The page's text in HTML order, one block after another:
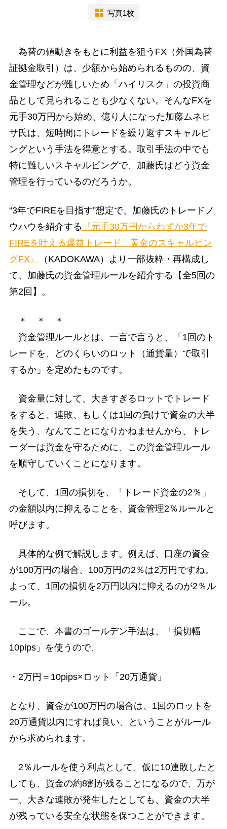
写真1枚
為替の値動きをもとに利益を狙うFX（外国為替
証拠金取引）は、少額から始められるものの、資
金管理などが難しいため「ハイリスク」の投資商
品として見られることも少なくない。そんなFXを
元手30万円から始め、億り人になった加藤ムネヒ
サ氏は、短時間にトレードを繰り返すスキャルピ
ングという手法を得意とする。取引手法の中でも
特に難しいスキャルピングで、加藤氏はどう資金
管理を行っているのだろうか。
“3年でFIREを目指す”想定で、加藤氏のトレードノ
ウハウを紹介する 『元手30万円からわずか3年で
FIREを叶える爆益トレード 黄金のスキャルピン
グFX』
（KADOKAWA）より一部抜粋・再構成し
て、加藤氏の資金管理ルールを紹介する【全5回の
第2回】。
＊ ＊ ＊
資金管理ルールとは、一言で言うと、「1回のト
レードを、どのくらいのロット（通貨量）で取引
するか」を定めたものです。
資金量に対して、大きすぎるロットでトレード
をすると、連敗、もしくは1回の負けで資金の大半
を失う、なんてことになりかねませんから、トレ
ーダーは資金を守るために、この資金管理ルール
を順守していくことになります。
そして、1回の損切を、「トレード資金の2％」
の金額以内に抑えることを、資金管理2％ルールと
呼びます。
具体的な例で解説します。例えば、口座の資金
が100万円の場合、100万円の2％は2万円ですね。
よって、1回の損切を2万円以内に抑えるのが2％ル
ール。
ここで、本書のゴールデン手法は、「損切幅
10pips」を使うので、
・2万円＝10pips×ロット「20万通貨」
となり、資金が100万円の場合は、1回のロットを
20万通貨以内にすれば良い、ということがルール
から求められます。
2％ルールを使う利点として、仮に10連敗したと
しても、資金の約8割が残ることになるので、万が
一、大きな連敗が発生したとしても、資金の大半
が残っている安全な状態を保つことができます。